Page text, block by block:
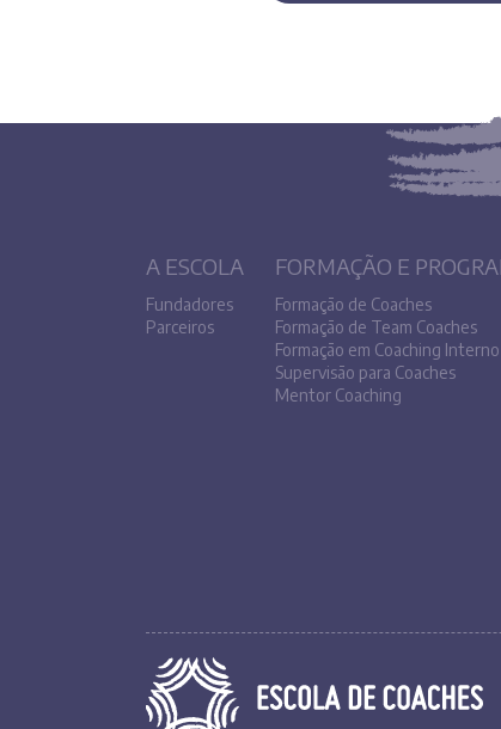
A ESCOLA
Fundadores
Parceiros
FORMAÇÃO E
Formação de Coaches
Formação de Team Coaches
Formação em Coaching Interno
Supervisão para Coaches
Mentor Coaching